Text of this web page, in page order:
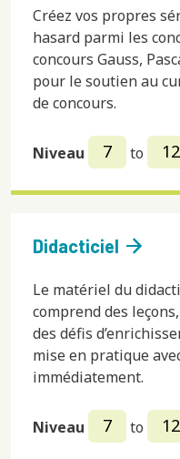
Créez vos propres
hasard parmi les
concours Gauss,
pour le soutien au
de concours.
Niveau 7 to 12
Didacticiel arrow_forward
Le matériel du
comprend des
des défis
mise en pratique
immédiatement.
Niveau 7 to 12